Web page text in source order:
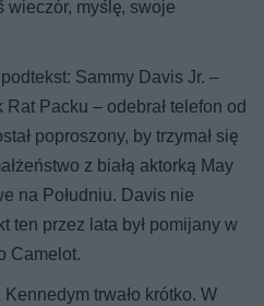
wieczór, myślę, swoje
Sammy Davis Jr. –
Packu – odebrał telefon od
poproszony, by trzymał się
z białą aktorką May
na Południu. Davis nie
ten przez lata był pomijany w
Camelot.
trwało krótko. W